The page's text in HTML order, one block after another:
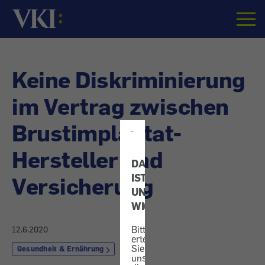
DATENSCHUTZ
IST
UNS
WICHTIG!
Bitte
erteilen
Sie
uns
Startseite
Keine Diskriminierung
im Vertrag zwischen
Brustimplantat-
Hersteller und
Versicherung
12.6.2020
Gesundheit & Ernährung